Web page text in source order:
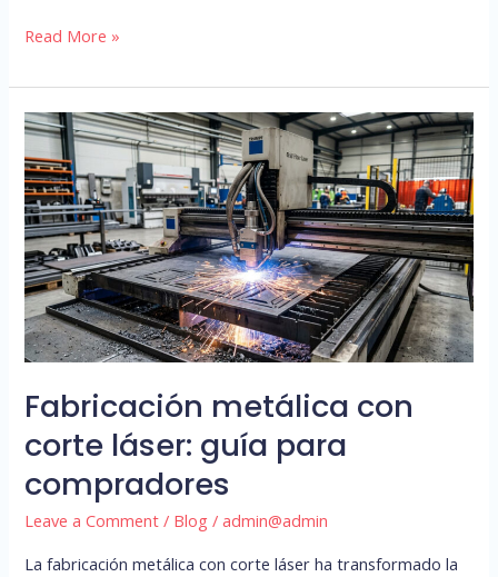
Read More »
Fabricación metálica con
corte láser: guía para
compradores
Leave a Comment / Blog /admin@admin
La fabricación metálica con corte láser ha transformado la
Fabricación
metálica
con
corte
láser:
guía
para
compradores